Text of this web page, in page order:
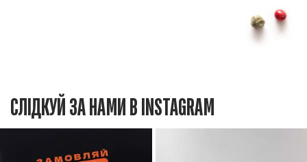
СЛІДКУЙ ЗА НАМИ В INSTAGRAM